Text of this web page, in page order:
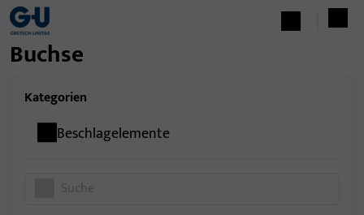
Buchse
Kategorien
Beschlagelemente